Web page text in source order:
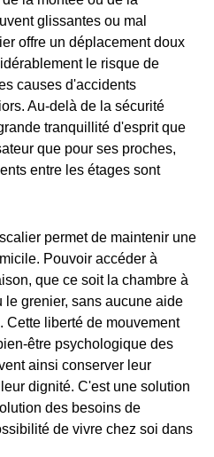
glissantes ou mal
offre un déplacement doux
le risque de
causes d'accidents
Au-delà de la sécurité
tranquillité d'esprit que
que pour ses proches,
entre les étages sont
permet de maintenir une
Pouvoir accéder à
que ce soit la chambre à
le grenier, sans aucune aide
Cette liberté de mouvement
être psychologique des
ainsi conserver leur
dignité. C'est une solution
des besoins de
de vivre chez soi dans